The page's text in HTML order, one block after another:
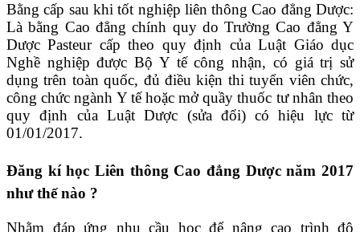
Bằng cấp sau khi tốt nghiệp liên thông Cao đẳng Dược:
Là bằng Cao đẳng chính quy do Trường Cao đẳng Y
Dược Pasteur cấp theo quy định của Luật Giáo dục
Nghề nghiệp được Bộ Y tế công nhận, có giá trị sử
dụng trên toàn quốc, đủ điều kiện thi tuyển viên chức,
công chức ngành Y tế hoặc mở quầy thuốc tư nhân theo
quy định của Luật Dược (sửa đổi) có hiệu lực từ
01/01/2017.
Đăng kí học Liên thông Cao đẳng Dược năm 2017
như thế nào ?
Nhằm đáp ứng nhu cầu học để nâng cao trình độ